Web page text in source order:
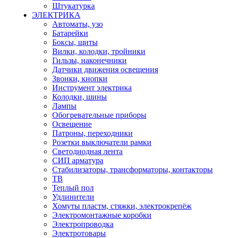
Штукатурка
ЭЛЕКТРИКА
Автоматы, узо
Батарейки
Боксы, щиты
Вилки, колодки, тройники
Гильзы, наконечники
Датчики движения освещения
Звонки, кнопки
Инструмент электрика
Колодки, шины
Лампы
Обогревательные приборы
Освещение
Патроны, переходники
Розетки выключатели рамки
Светодиодная лента
СИП арматура
Стабилизаторы, трансформаторы, контакторы
ТВ
Теплый пол
Удлинители
Хомуты пластм, стяжки, электрокрепёж
Электромонтажные коробки
Электропроводка
Электротовары